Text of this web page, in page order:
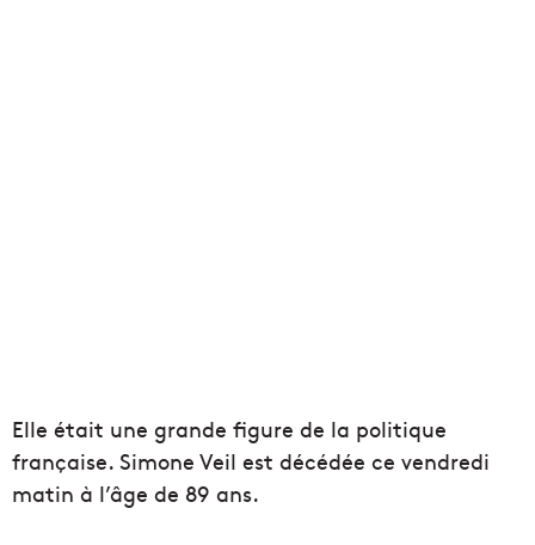
Elle était une grande figure de la politique
française. Simone Veil est décédée ce vendredi
matin à l’âge de 89 ans.